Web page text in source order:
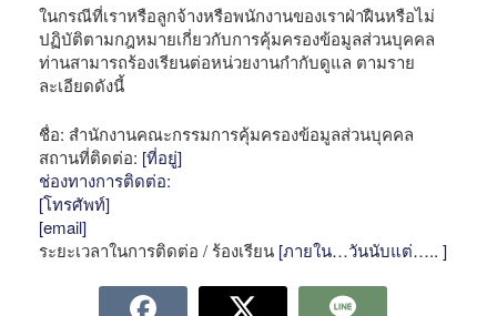
ในกรณีที่เราหรือลูกจ้างหรือพนักงานของเราฝ่าฝืนหรือไม่
ปฏิบัติตามกฎหมายเกี่ยวกับการคุ้มครองข้อมูลส่วนบุคคล
ท่านสามารถร้องเรียนต่อหน่วยงานกำกับดูแล ตามราย
ละเอียดดังนี้
ชื่อ: สำนักงานคณะกรรมการคุ้มครองข้อมูลส่วนบุคคล
สถานที่ติดต่อ: [ที่อยู่]
ช่องทางการติดต่อ:
[โทรศัพท์]
[email]
ระยะเวลาในการติดต่อ / ร้องเรียน [ภายใน…วันนับแต่….. ]